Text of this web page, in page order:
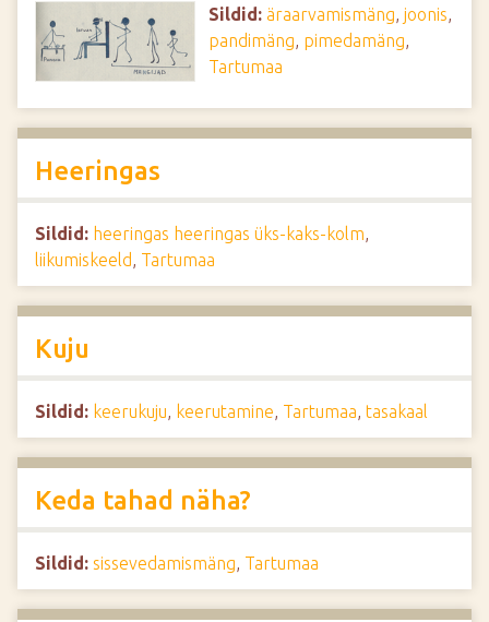
Sildid: äraarvamismäng,joonis,
pandimäng, pimedamäng,
Tartumaa
Heeringas
Sildid: heeringas heeringas üks-kaks-kolm,
liikumiskeeld, Tartumaa
Kuju
Sildid: keerukuju, keerutamine, Tartumaa, tasakaal
Keda tahad näha?
Sildid: sissevedamismäng, Tartumaa